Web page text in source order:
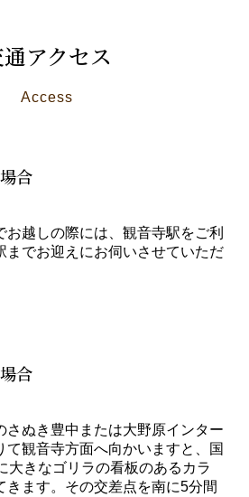
アクセス
Access
合
お越しの際には、観音寺駅をご利
までお迎えにお伺いさせていただ
合
さぬき豊中または大野原インター
て観音寺方面へ向かいますと、国
大きなゴリラの看板のあるカラ
きます。その交差点を南に5分間